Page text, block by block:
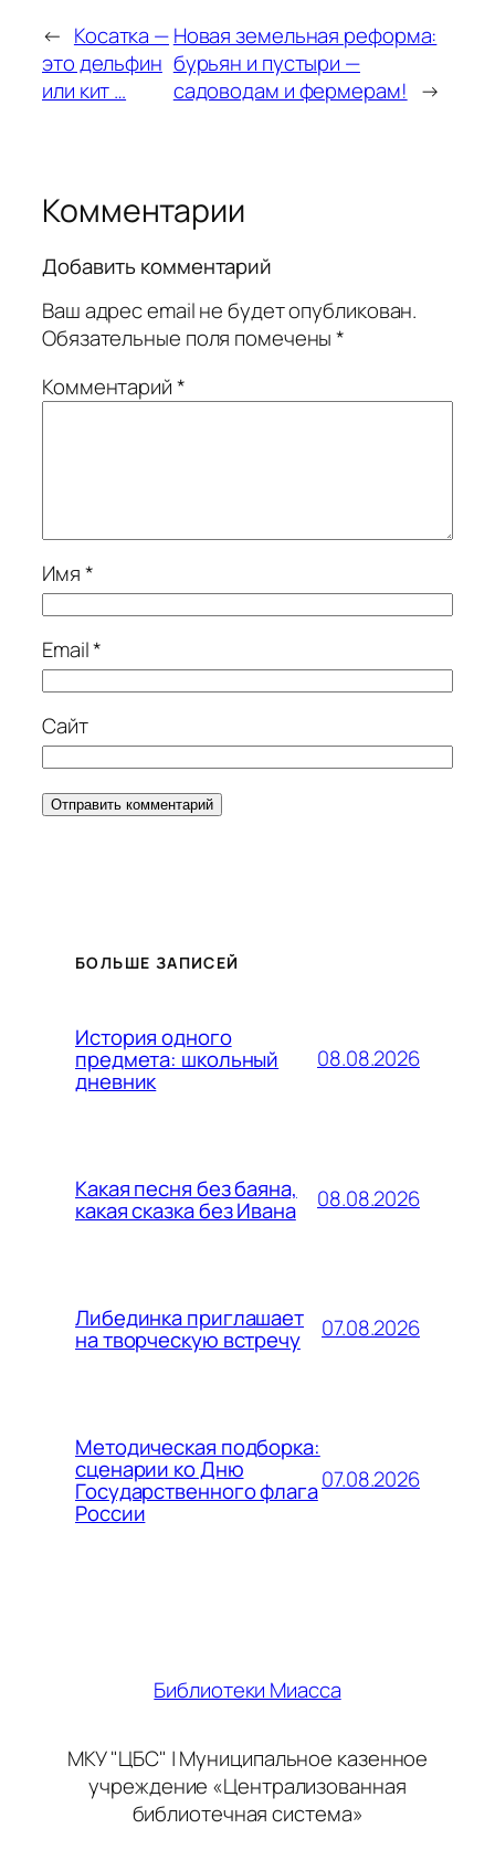
← Косатка —
это дельфин
или кит …
Новая земельная реформа:
бурьян и пустыри —
садоводам и фермерам! →
Комментарии
Добавить комментарий
Ваш адрес email не будет опубликован.
Обязательные поля помечены*
Комментарий*
Имя*
Email*
Сайт
БОЛЬШЕ ЗАПИСЕЙ
История одного
предмета: школьный
дневник
08.08.2026
Какая песня без баяна,
какая сказка без Ивана 08.08.2026
Либединка приглашает
на творческую встречу 07.08.2026
Методическая подборка:
сценарии ко Дню
Государственного флага
России
07.08.2026
Библиотеки Миасса
МКУ "ЦБС" | Муниципальное казенное
учреждение «Централизованная
библиотечная система»